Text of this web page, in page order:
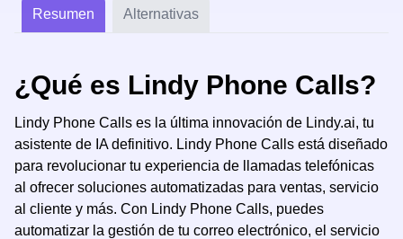
Resumen Alternativas
¿Qué es Lindy Phone Calls?
Lindy Phone Calls es la última innovación de Lindy.ai, tu
asistente de IA definitivo. Lindy Phone Calls está diseñado
para revolucionar tu experiencia de llamadas telefónicas
al ofrecer soluciones automatizadas para ventas, servicio
al cliente y más. Con Lindy Phone Calls, puedes
automatizar la gestión de tu correo electrónico, el servicio